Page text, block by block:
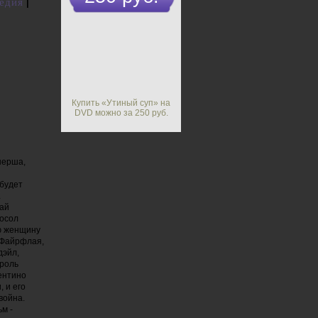
женщину
и его
-
Купить «Утиный суп» на
DVD можно за 250 руб.